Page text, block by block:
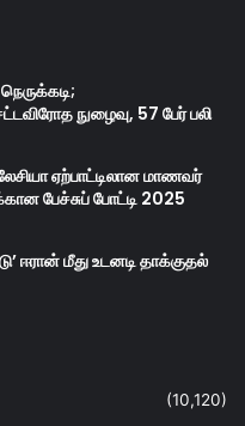
நுழைவு, 57 பேர் பலி
ஏற்பாட்டிலான மாணவர்
பேச்சுப் போட்டி 2025
மீது உடனடி தாக்குதல்
(10,120)